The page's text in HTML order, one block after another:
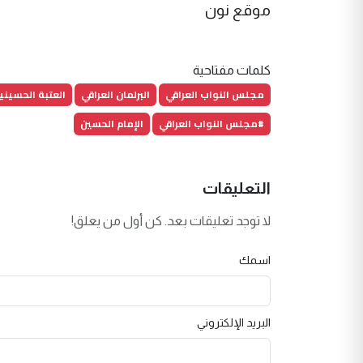
موقع نون
كلمات مفتاحية
مجلس النواب العراقي البرلمان العراقي العتبة
#مجلس النواب العراقي
الإمام الحسين
التعليقات
لا توجد تعليقات بعد. كن أول من يعلق!
اسمك
البريد الإلكتروني